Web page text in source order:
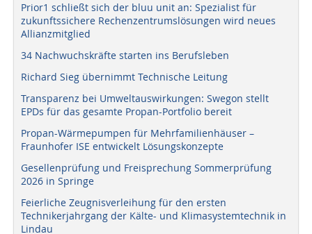
Prior1 schließt sich der bluu unit an: Spezialist für
zukunftssichere Rechenzentrumslösungen wird neues
Allianzmitglied
34 Nachwuchskräfte starten ins Berufsleben
Richard Sieg übernimmt Technische Leitung
Transparenz bei Umweltauswirkungen: Swegon stellt
EPDs für das gesamte Propan-Portfolio bereit
Propan-Wärmepumpen für Mehrfamilienhäuser –
Fraunhofer ISE entwickelt Lösungskonzepte
Gesellenprüfung und Freisprechung Sommerprüfung
2026 in Springe
Feierliche Zeugnisverleihung für den ersten
Technikerjahrgang der Kälte- und Klimasystemtechnik in
Lindau